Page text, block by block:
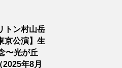
トン村山岳
京公演】生
〜光が丘
2025年8月